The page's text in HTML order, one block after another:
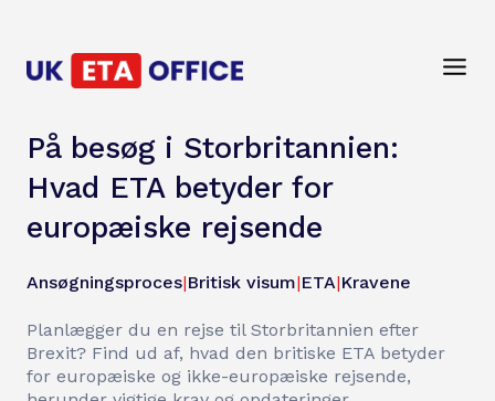
På besøg i Storbritannien:
Hvad ETA betyder for
europæiske rejsende
Ansøgningsproces|Britisk visum|ETA|Kravene
Planlægger du en rejse til Storbritannien efter
Brexit? Find ud af, hvad den britiske ETA betyder
for europæiske og ikke-europæiske rejsende,